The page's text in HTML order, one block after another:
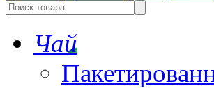
Чай